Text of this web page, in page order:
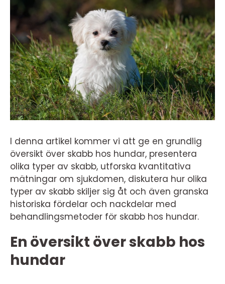
I denna artikel kommer vi att ge en grundlig
översikt över skabb hos hundar, presentera
olika typer av skabb, utforska kvantitativa
mätningar om sjukdomen, diskutera hur olika
typer av skabb skiljer sig åt och även granska
historiska fördelar och nackdelar med
behandlingsmetoder för skabb hos hundar.
En översikt över skabb hos
hundar